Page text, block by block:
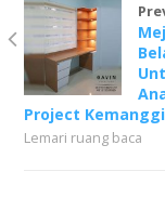
Project
Lemari ruang baca